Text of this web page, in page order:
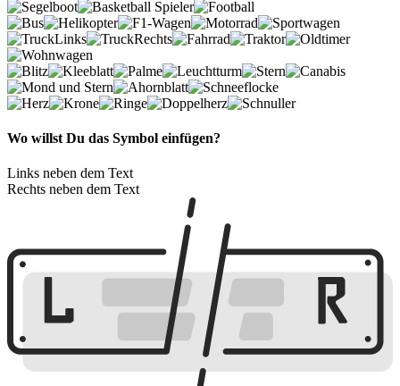
Wo willst Du das Symbol einfügen?
Links neben dem Text
Rechts neben dem Text